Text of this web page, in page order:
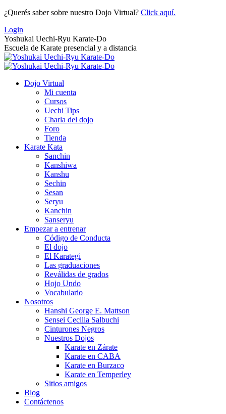
Saltar
contenido
¿Querés saber sobre nuestro Dojo Virtual? Click aquí.
Login
Yoshukai Uechi-Ryu Karate-Do
Escuela de Karate presencial y a distancia
Dojo Virtual
Mi cuenta
Cursos
Uechi Tips
Charla del dojo
Foro
Tienda
Karate Kata
Sanchin
Kanshiwa
Kanshu
Sechin
Sesan
Seryu
Kanchin
Sanseryu
Empezar a entrenar
Código de Conducta
El dojo
El Karategi
Las graduaciones
Reválidas de grados
Hojo Undo
Vocabulario
Nosotros
Hanshi George E. Mattson
Sensei Cecilia Salbuchi
Cinturones Negros
Nuestros Dojos
Karate en Zárate
Karate en CABA
Karate en Burzaco
Karate en Temperley
Sitios amigos
Blog
Contáctenos